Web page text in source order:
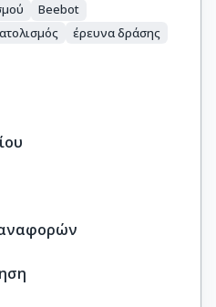
Beebot
έρευνα δράσης